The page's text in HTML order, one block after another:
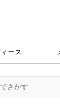
ース